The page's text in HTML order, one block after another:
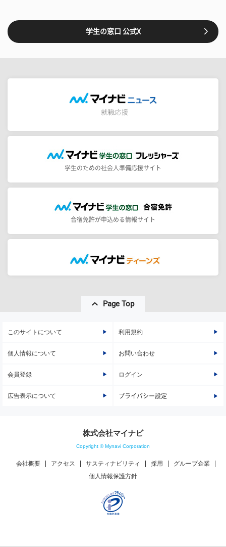
学生の窓口 公式X
学生のための社会人準備応援サイト
合宿免許が申込める情報サイト
Page Top
このサイトについて 利用規約
個人情報について お問い合わせ
会員登録 ログイン
広告表示について プライバシー設定
株式会社マイナビ
Copyright © Mynavi Corporation
会社概要 アクセス サスティナビリティ 採用
グループ企業
個人情報保護方針